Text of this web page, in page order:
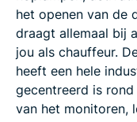
het openen van de
draagt allemaal bij
jou als chauffeur.
heeft een hele
gecentreerd is
van het monitoren,